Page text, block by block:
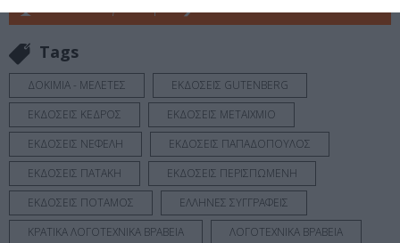
Tags
ΔΟΚΙΜΙΑ - ΜΕΛΕΤΕΣ
ΕΚΔΟΣΕΙΣ GUTENBERG
ΕΚΔΟΣΕΙΣ ΚΕΔΡΟΣ
ΕΚΔΟΣΕΙΣ ΜΕΤΑΙΧΜΙΟ
ΕΚΔΟΣΕΙΣ ΝΕΦΕΛΗ
ΕΚΔΟΣΕΙΣ ΠΑΠΑΔΟΠΟΥΛΟΣ
ΕΚΔΟΣΕΙΣ ΠΑΤΑΚΗ
ΕΚΔΟΣΕΙΣ ΠΕΡΙΣΠΩΜΕΝΗ
ΕΚΔΟΣΕΙΣ ΠΟΤΑΜΟΣ
ΕΛΛΗΝΕΣ ΣΥΓΓΡΑΦΕΙΣ
ΚΡΑΤΙΚΑ ΛΟΓΟΤΕΧΝΙΚΑ ΒΡΑΒΕΙΑ
ΛΟΓΟΤΕΧΝΙΚΑ ΒΡΑΒΕΙΑ